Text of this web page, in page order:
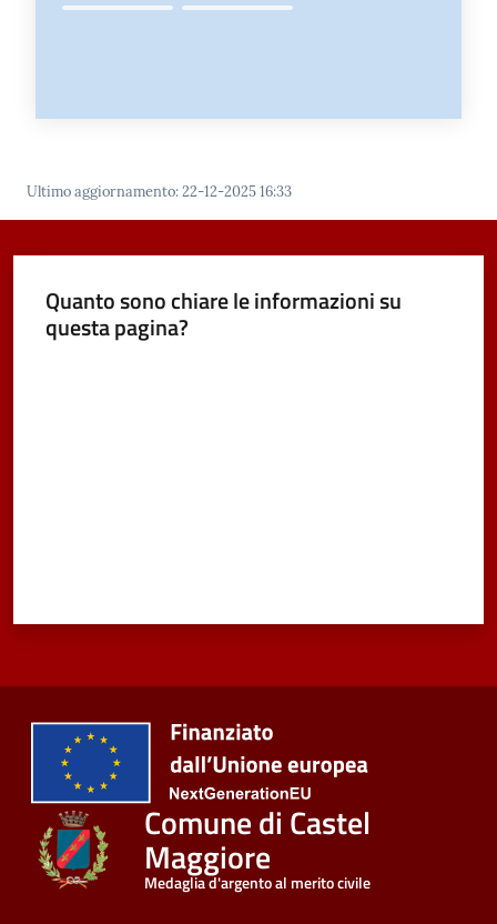
Ultimo aggiornamento:22-12-2025 16:33
Quanto sono chiare le informazioni su
questa pagina?
Comune di Castel
Maggiore
Medaglia d'argento al merito civile